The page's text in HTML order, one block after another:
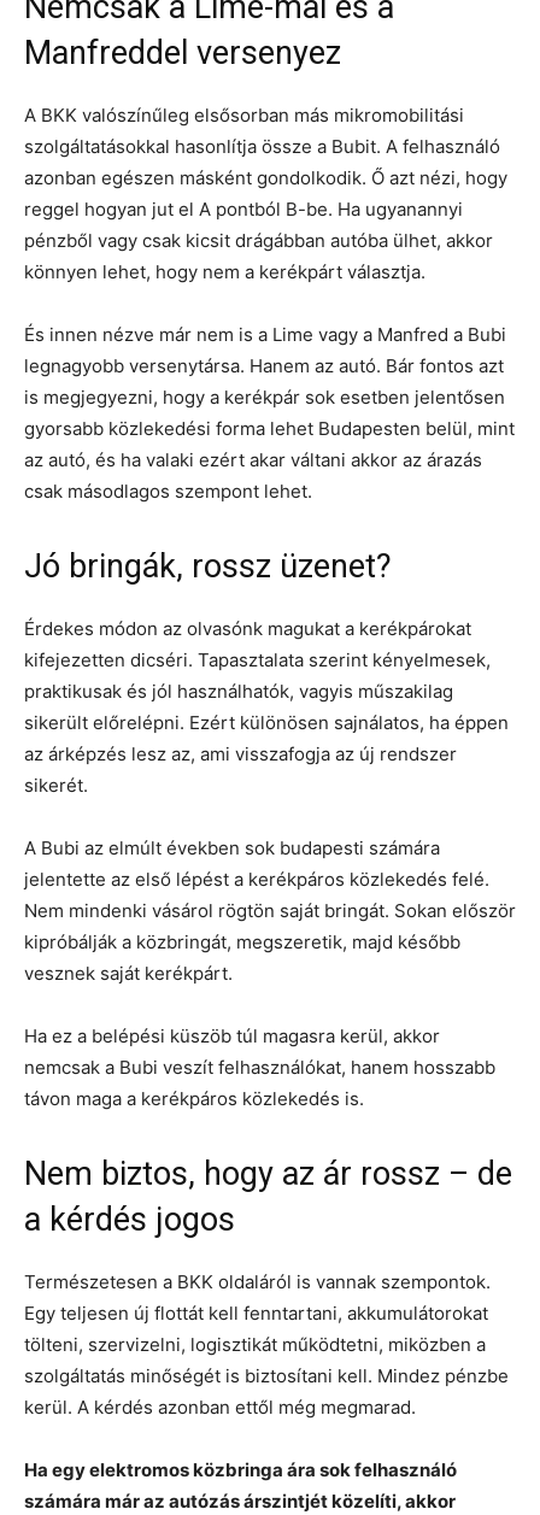
Manfreddel versenyez
A BKK valószínűleg elsősorban más mikromobilitási
szolgáltatásokkal hasonlítja össze a Bubit. A felhasználó
azonban egészen másként gondolkodik. Ő azt nézi, hogy
reggel hogyan jut el A pontból B-be. Ha ugyanannyi
pénzből vagy csak kicsit drágábban autóba ülhet, akkor
könnyen lehet, hogy nem a kerékpárt választja.
És innen nézve már nem is a Lime vagy a Manfred a Bubi
legnagyobb versenytársa. Hanem az autó. Bár fontos azt
is megjegyezni, hogy a kerékpár sok esetben jelentősen
gyorsabb közlekedési forma lehet Budapesten belül, mint
az autó, és ha valaki ezért akar váltani akkor az árazás
csak másodlagos szempont lehet.
Jó bringák, rossz üzenet?
Érdekes módon az olvasónk magukat a kerékpárokat
kifejezetten dicséri. Tapasztalata szerint kényelmesek,
praktikusak és jól használhatók, vagyis műszakilag
sikerült előrelépni. Ezért különösen sajnálatos, ha éppen
az árképzés lesz az, ami visszafogja az új rendszer
sikerét.
A Bubi az elmúlt években sok budapesti számára
jelentette az első lépést a kerékpáros közlekedés felé.
Nem mindenki vásárol rögtön saját bringát. Sokan először
kipróbálják a közbringát, megszeretik, majd később
vesznek saját kerékpárt.
Ha ez a belépési küszöb túl magasra kerül, akkor
nemcsak a Bubi veszít felhasználókat, hanem hosszabb
távon maga a kerékpáros közlekedés is.
Nem biztos, hogy az ár rossz – de
a kérdés jogos
Természetesen a BKK oldaláról is vannak szempontok.
Egy teljesen új flottát kell fenntartani, akkumulátorokat
tölteni, szervizelni, logisztikát működtetni, miközben a
szolgáltatás minőségét is biztosítani kell. Mindez pénzbe
kerül. A kérdés azonban ettől még megmarad.
Ha egy elektromos közbringa ára sok felhasználó
számára már az autózás árszintjét közelíti, akkor